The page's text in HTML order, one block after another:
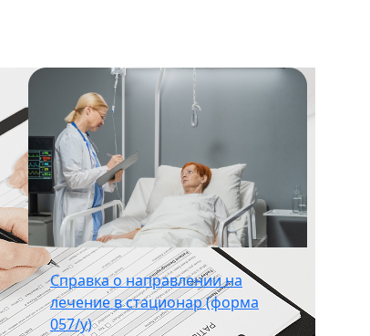
Справка о направлении на
лечение в стационар (форма
057/у)